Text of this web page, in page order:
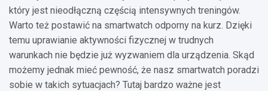
który jest nieodłączną częścią intensywnych treningów.
Warto też postawić na smartwatch odporny na kurz. Dzięki
temu uprawianie aktywności fizycznej w trudnych
warunkach nie będzie już wyzwaniem dla urządzenia. Skąd
możemy jednak mieć pewność, że nasz smartwatch poradzi
sobie w takich sytuacjach? Tutaj bardzo ważne jest